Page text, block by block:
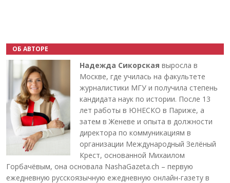
ОБ АВТОРЕ
Надежда Сикорская выросла в
Москве, где училась на факультете
журналистики МГУ и получила степень
кандидата наук по истории. После 13
лет работы в ЮНЕСКО в Париже, а
затем в Женеве и опыта в должности
директора по коммуникациям в
организации Международный Зелёный
Крест, основанной Михаилом
Горбачёвым, она основала NashaGazeta.ch – первую
ежедневную русскоязычную ежедневную онлайн-газету в